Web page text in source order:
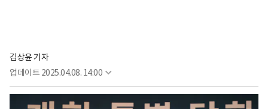
김상윤 기자
업데이트 2025.04.08. 14:00